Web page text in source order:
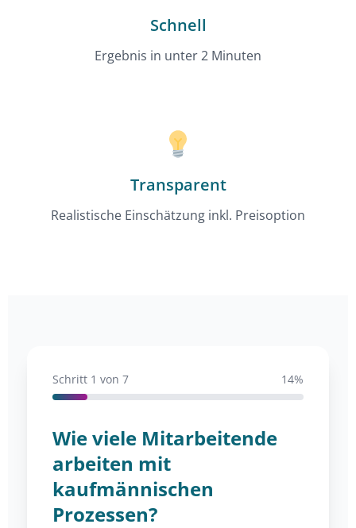
Schnell
Ergebnis in unter 2 Minuten
Transparent
Realistische Einschätzung inkl. Preisoption
Schritt 1 von 7 14%
Wie viele Mitarbeitende
arbeiten mit
kaufmännischen
Prozessen?